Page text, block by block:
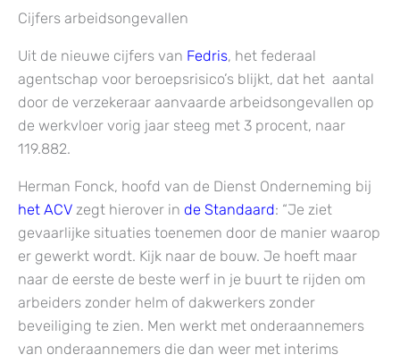
Cijfers arbeidsongevallen
Uit de nieuwe cijfers van Fedris, het federaal
agentschap voor beroepsrisico’s blijkt, dat het aantal
door de verzekeraar aanvaarde arbeidsongevallen op
de werkvloer vorig jaar steeg met 3 procent, naar
119.882.
Herman Fonck, hoofd van de Dienst Onderneming bij
het ACV zegt hierover in de Standaard: “Je ziet
gevaarlijke situaties toenemen door de manier waarop
er gewerkt wordt. Kijk naar de bouw. Je hoeft maar
naar de eerste de beste werf in je buurt te rijden om
arbeiders zonder helm of dakwerkers zonder
beveiliging te zien. Men werkt met onderaannemers
van onderaannemers die dan weer met interims